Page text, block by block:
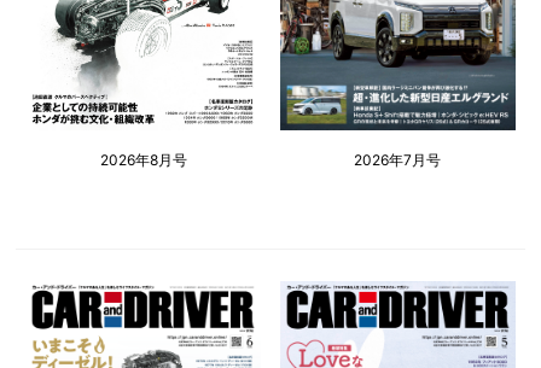
2026年8月号 2026年7月号